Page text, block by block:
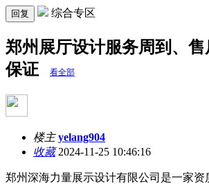
回复 综合专区
郑州展厅设计服务周到、
保证
看全部
楼主 yelang904
收藏2024-11-25 10:46:16
郑州深海力量展示设计有限公司是一家资